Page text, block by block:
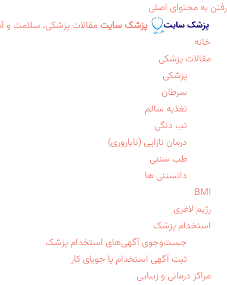
رفتن به محتوای اصلی
پزشک سایت مقالات پزشکی، سلامت و
خانه
مقالات پزشکی
پزشکی
سرطان
تغذیه سالم
تب دنگی
درمان نازایی (ناباروری)
طب سنتی
دانستنی ها
BMI
رژیم لاغری
استخدام پزشک
جست‌وجوی آگهی‌های استخدام پزشک
ثبت آگهی استخدام یا جویای کار
مراکز درمانی و زیبایی